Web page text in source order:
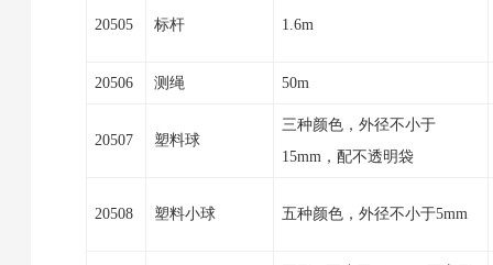
20505 标杆 1.6m
20506 测绳 50m
20507 塑料球
三种颜色，外径不小于
15mm，配不透明袋
20508 塑料小球 五种颜色，外径不小于5mm